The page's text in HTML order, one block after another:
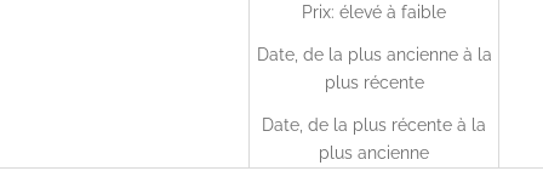
Prix: élevé à faible
Date, de la plus ancienne à la
plus récente
Date, de la plus récente à la
plus ancienne